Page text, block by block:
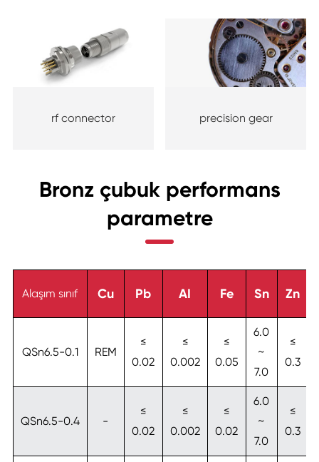
rf connector precision gear
Bronz çubuk performans
parametre
Alaşım sınıf Cu Pb AI Fe Sn Zn
QSn6.5-0.1 REM
≤
0.02
≤
0.002
≤
0.05
6.0
~
7.0
≤
0.3
QSn6.5-0.4 -
≤
0.02
≤
0.002
≤
0.02
6.0
~
7.0
≤
0.3